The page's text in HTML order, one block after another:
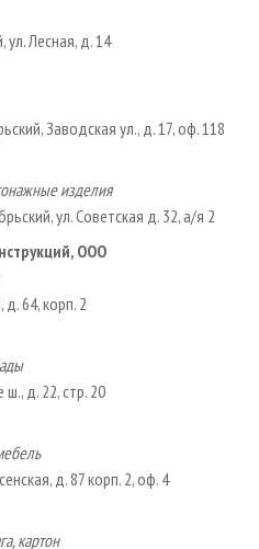
ул. Лесная, д. 14
Заводская ул., д. 17, оф. 118
изделия
ул. Советская д. 32, а/я 2
ООО
д. 64, корп. 2
ш., д. 22, стр. 20
д. 87 корп. 2, оф. 4
картон